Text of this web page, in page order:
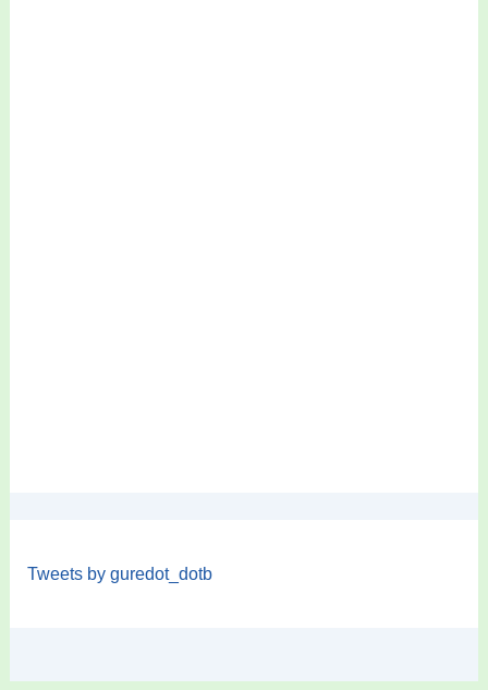
Tweets by guredot_dotb